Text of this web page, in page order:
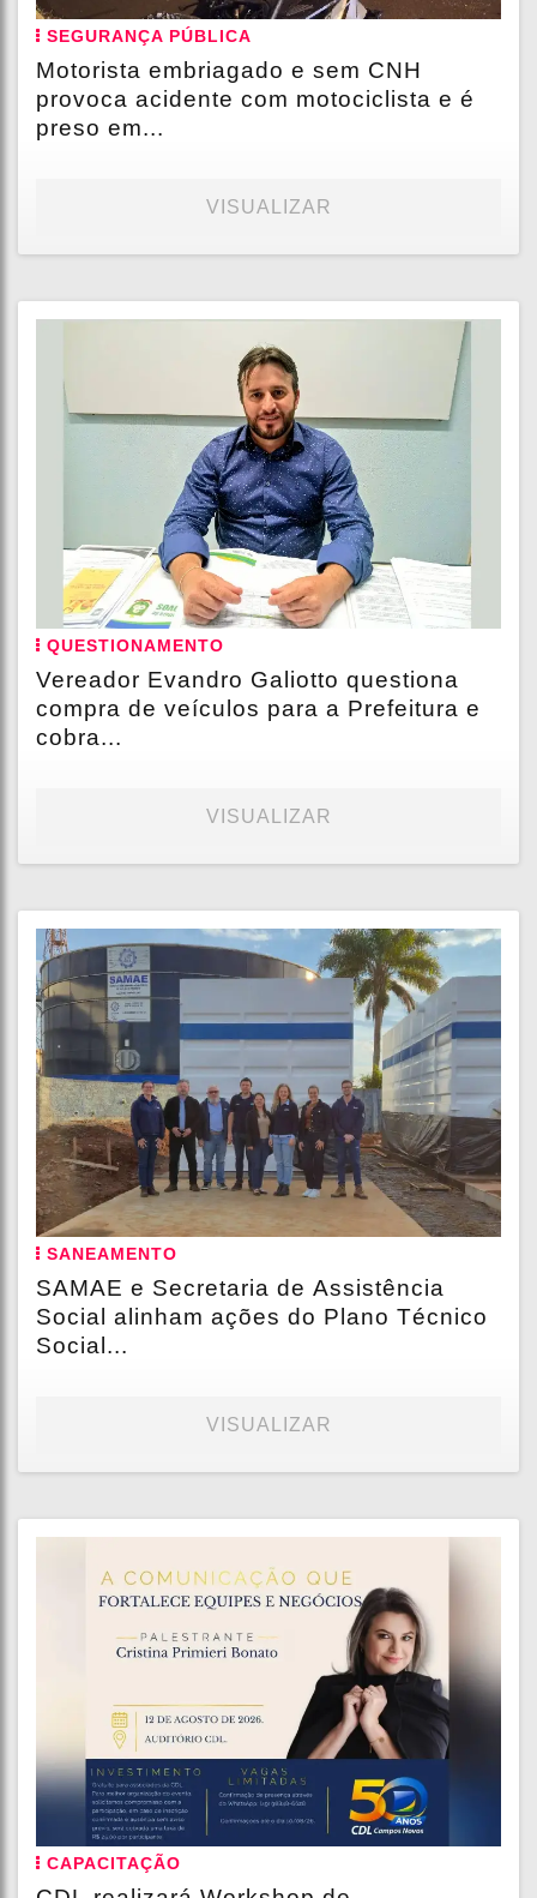
SEGURANÇA PÚBLICA
Motorista embriagado e sem CNH
provoca acidente com motociclista e é
preso em...
VISUALIZAR
QUESTIONAMENTO
Vereador Evandro Galiotto questiona
compra de veículos para a Prefeitura e
cobra...
VISUALIZAR
SANEAMENTO
SAMAE e Secretaria de Assistência
Social alinham ações do Plano Técnico
Social...
VISUALIZAR
CAPACITAÇÃO